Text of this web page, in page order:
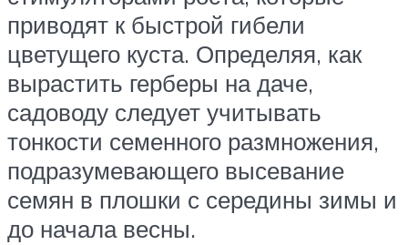
приводят к быстрой гибели
цветущего куста. Определяя, как
вырастить герберы на даче,
садоводу следует учитывать
тонкости семенного размножения,
подразумевающего высевание
семян в плошки с середины зимы и
до начала весны.